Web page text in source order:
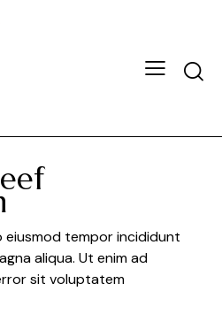
eiusmod tempor incididunt
aliqua. Ut enim ad
sit voluptatem